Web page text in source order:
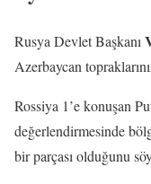
Rusya Devlet Başkanı
Azerbaycan
Rossiya 1’e konuşan
değerlendirmesinde
bir parçası olduğunu